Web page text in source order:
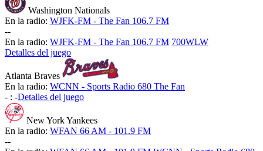
Washington Nationals
En la radio: WJFK-FM - The Fan 106.7 FM
--
En la radio: WJFK-FM - The Fan 106.7 FM 700WLW
Detalles del juego
Atlanta Braves
En la radio: WCNN - Sports Radio 680 The Fan
- : -Detalles del juego
New York Yankees
En la radio: WFAN 66 AM - 101.9 FM
--